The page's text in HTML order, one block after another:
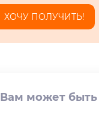
ХОЧУ ПОЛУЧИТЬ!
Вам может быть